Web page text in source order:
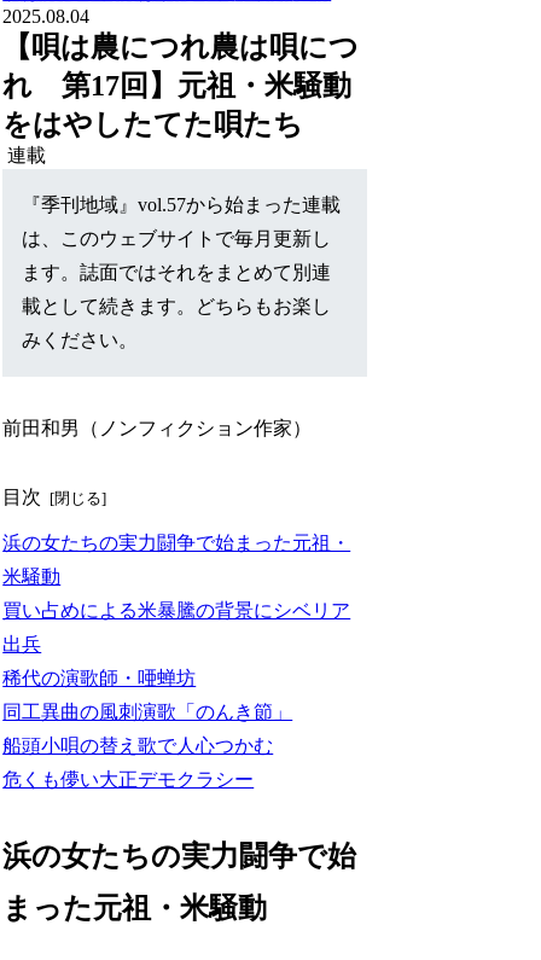
2025.08.04
【唄は農につれ農は唄につ
れ 第17回】元祖・米騒動
をはやしたてた唄たち
連載
『季刊地域』vol.57から始まった連載
は、このウェブサイトで毎月更新し
ます。誌面ではそれをまとめて別連
載として続きます。どちらもお楽し
みください。
前田和男（ノンフィクション作家）
目次
浜の女たちの実力闘争で始まった元祖・
米騒動
買い占めによる米暴騰の背景にシベリア
出兵
稀代の演歌師・唖蝉坊
同工異曲の風刺演歌「のんき節」
船頭小唄の替え歌で人心つかむ
危くも儚い大正デモクラシー
浜の女たちの実力闘争で始
まった元祖・米騒動